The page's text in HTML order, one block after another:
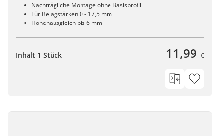
Nachträgliche Montage ohne Basisprofil
Für Belagstärken 0 - 17,5 mm
Höhenausgleich bis 6 mm
Inhalt 1 Stück 11,99 €